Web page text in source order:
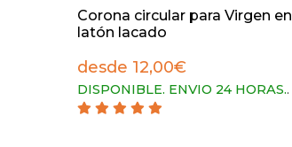
Corona circular para Virgen en
latón lacado
desde 12,00€
DISPONIBLE. ENVIO 24 HORAS..